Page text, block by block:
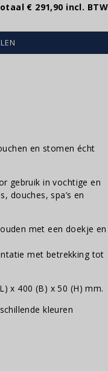
€ 291,90 incl. BTW
en stomen écht
gebruik in vochtige en
douches, spa’s en
met een doekje en
met betrekking tot
x 400 (B) x 50 (H) mm.
kleuren